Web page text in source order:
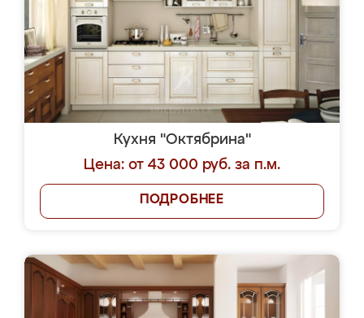
Кухня "Октябрина"
Цена: от 43 000 руб. за п.м.
ПОДРОБНЕЕ